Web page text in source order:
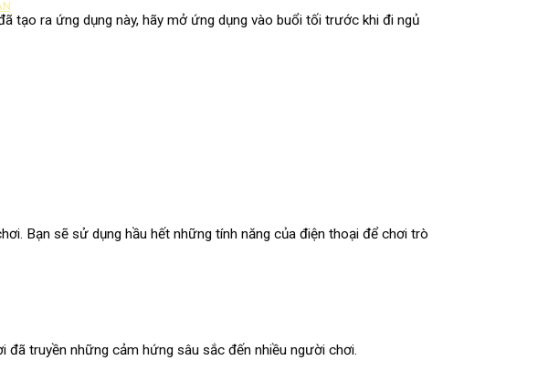
tạo ra ứng dụng này, hãy mở ứng dụng vào buổi tối trước khi đi ngủ
Bạn sẽ sử dụng hầu hết những tính năng của điện thoại để chơi trò
truyền những cảm hứng sâu sắc đến nhiều người chơi.